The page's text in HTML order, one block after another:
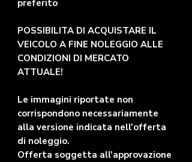
preferito
POSSIBILITA DI ACQUISTARE IL
VEICOLO A FINE NOLEGGIO ALLE
CONDIZIONI DI MERCATO
ATTUALE!
Le immagini riportate non
corrispondono necessariamente
alla versione indicata nell'offerta
di noleggio.
Offerta soggetta all'approvazione